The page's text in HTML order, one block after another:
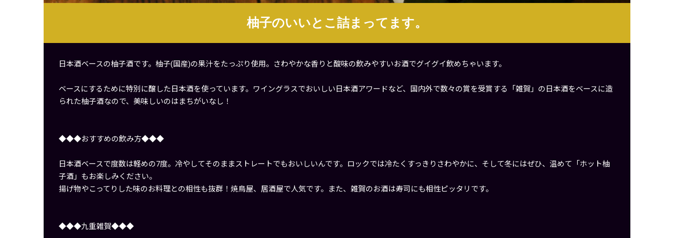
柚子のいいとこ詰まってます。
日本酒ベースの柚子酒です。柚子(国産)の果汁をたっぷり使用。さわやかな香りと酸味の飲みやすいお酒でグイグイ飲めちゃいます。
ベースにするために特別に醸した日本酒を使っています。ワイングラスでおいしい日本酒アワードなど、国内外で数々の賞を受賞する「雑賀」の日本酒をベースに造
られた柚子酒なので、美味しいのはまちがいなし！
◆◆◆おすすめの飲み方◆◆◆
日本酒ベースで度数は軽めの7度。冷やしてそのままストレートでもおいしいんです。ロックでは冷たくすっきりさわやかに、そして冬にはぜひ、温めて「ホット柚
子酒」もお楽しみください。
揚げ物やこってりした味のお料理との相性も抜群！焼鳥屋、居酒屋で人気です。また、雑賀のお酒は寿司にも相性ピッタリです。
◆◆◆九重雑賀◆◆◆